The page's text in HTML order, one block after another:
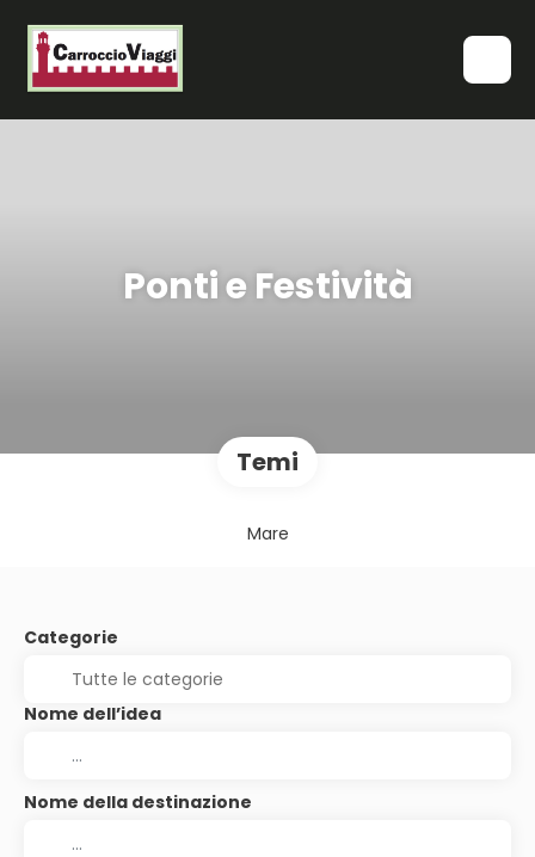
Ponti e Festività
Temi
Mare
Categorie
Nome dell’idea
Nome della destinazione